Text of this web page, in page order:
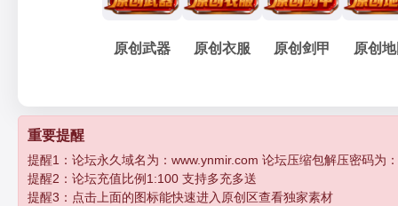
孽
原创武器 原创衣服 原创剑甲 原创
重要提醒
提醒1：论坛永久域名为：www.ynmir.com 论坛压缩包解压密码为
提醒2：论坛充值比例1:100 支持多充多送
提醒3：点击上面的图标能快速进入原创区查看独家素材